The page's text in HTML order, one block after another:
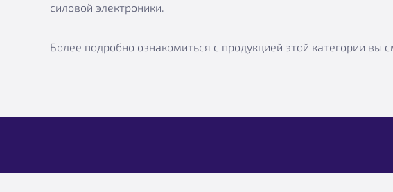
силовой электроники.
Более подробно ознакомиться с продукцией этой категории вы